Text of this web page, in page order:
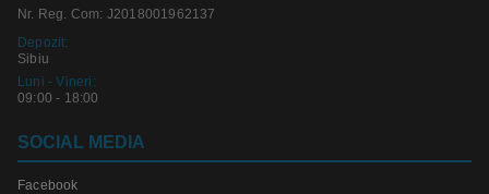
Nr. Reg. Com: J2018001962137
Depozit:
Sibiu
Luni - Vineri:
09:00 - 18:00
SOCIAL MEDIA
Facebook